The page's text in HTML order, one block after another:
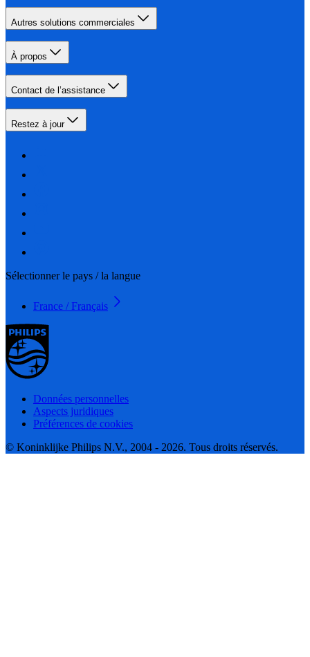
Autres solutions commerciales
À propos
Contact de l’assistance
Restez à jour
Sélectionner le pays / la langue
France / Français
Données personnelles
Aspects juridiques
Préférences de cookies
© Koninklijke Philips N.V., 2004 - 2026. Tous droits réservés.